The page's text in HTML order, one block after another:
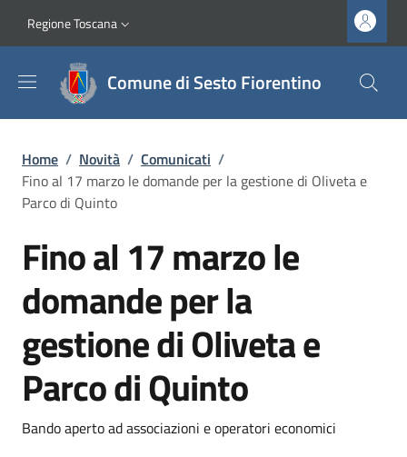
Slim top
Regione Toscana
Comune di Sesto Fiorentino
Briciole di pane
Home / Novità / Comunicati /
Fino al 17 marzo le domande per la gestione di Oliveta e
Parco di Quinto
Fino al 17 marzo le
domande per la
gestione di Oliveta e
Parco di Quinto
Dettagli
Descrizione breve
Bando aperto ad associazioni e operatori economici